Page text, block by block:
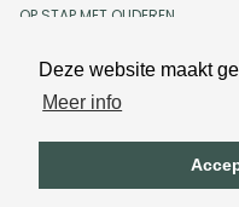
Deze website maakt
Meer info
OP STAP MET OUDEREN
Design en development door